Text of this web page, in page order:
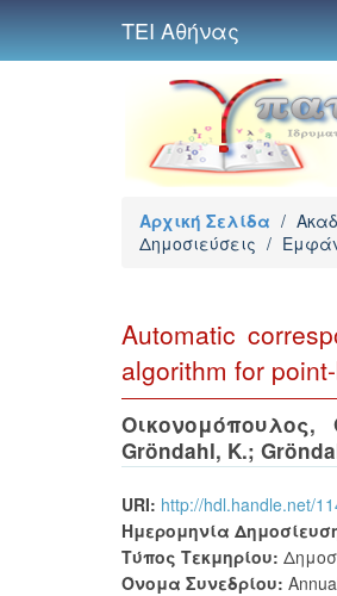
ΤΕΙ Αθήνας
Αρχική Σελίδα /
Δημοσιεύσεις /
Automatic
algorithm for
Gröndahl, K.;
URI: http://hdl.handle.net/
Ημερομηνία
Τύπος Τεκμηρίου:
Όνομα Συνεδρίου: